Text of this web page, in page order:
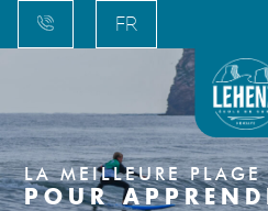
FR
ES
EU
LA MEILLEURE PLAGE
POUR